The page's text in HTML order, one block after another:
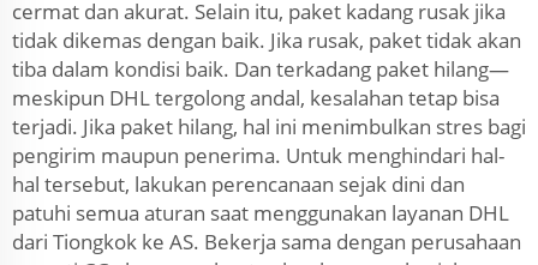
cermat dan akurat. Selain itu, paket kadang rusak jika
tidak dikemas dengan baik. Jika rusak, paket tidak akan
tiba dalam kondisi baik. Dan terkadang paket hilang—
meskipun DHL tergolong andal, kesalahan tetap bisa
terjadi. Jika paket hilang, hal ini menimbulkan stres bagi
pengirim maupun penerima. Untuk menghindari hal-
hal tersebut, lakukan perencanaan sejak dini dan
patuhi semua aturan saat menggunakan layanan DHL
dari Tiongkok ke AS. Bekerja sama dengan perusahaan